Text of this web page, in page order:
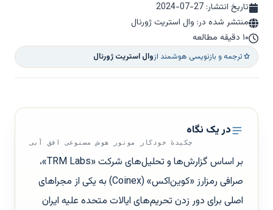
تاریخ انتشار: 2024-07-27
منتشر شده در: وال استریت ژورنال
۱۰ دقیقه مطالعه
ترجمه و بازنویسی هوشمند ازوال استریت ژورنال
در یک نگاه
چکیدهٔ خودکار موتور هوش مصنوعی افق آبی
بر اساس گزارش‌ها و تحلیل‌های شرکت «TRM Labs»،
صرافی رمزارز «کوین‌اکس» (Coinex) به یکی از مجراهای
اصلی برای دور زدن تحریم‌های ایالات متحده علیه ایران